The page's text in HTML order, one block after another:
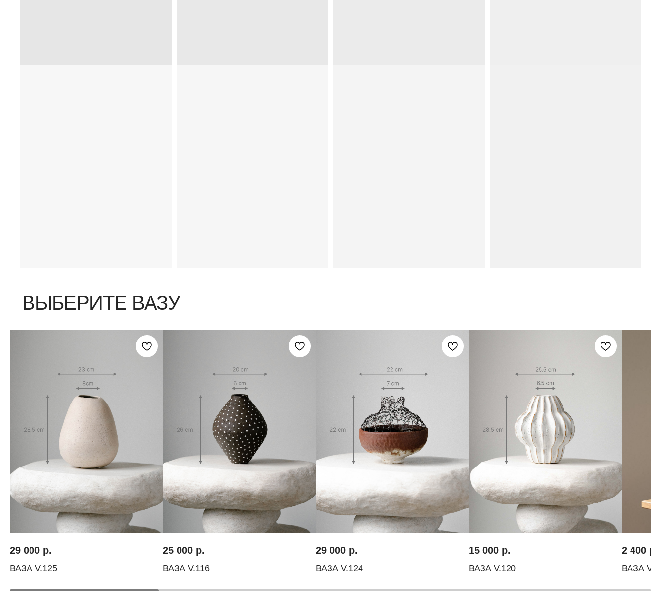
29 000 р.
ВАЗА V.125
25 000 р.
ВАЗА V.116
29 000 р.
ВАЗА V.124
15 000 р.
ВАЗА V.120
2 400 р.
ВАЗА
О нас
Авторские букеты
Pinterest
Telegram
Запретграм
Договор-оферта
Вакансии
Моно-букеты
Политика конциденциальности
Корзины цветов
Шляпные коробки с цветами
Цветочный коворкинг
Личный кабинет
Контакты
Доставка
Свадебные букеты Инструкция по уходу
FLOWERNA ® Все права защищены
ИП Крылов Михаил Михайлович